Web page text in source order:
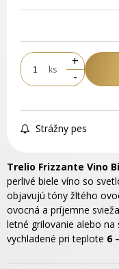
ks
+
-
Strážny pes
Trelio Frizzante Vino
perlivé biele víno so
objavujú tóny žltého
ovocná a príjemne
letné grilovanie alebo
vychladené pri teplote 6